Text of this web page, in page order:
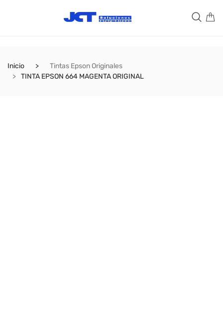
Inicio
Tintas Epson Originales
TINTA EPSON 664 MAGENTA ORIGINAL